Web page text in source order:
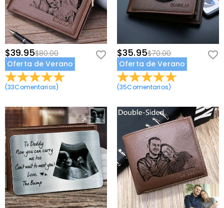
$39.95$80.00
Oferta de Verano
(33Comentarios)
$35.95$70.00
Oferta de Verano
(35Comentarios)